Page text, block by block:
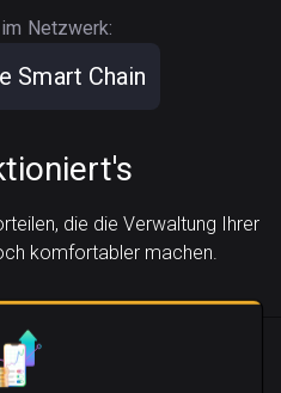
Netzwerk:
Smart Chain
die die Verwaltung Ihrer
komfortabler machen.